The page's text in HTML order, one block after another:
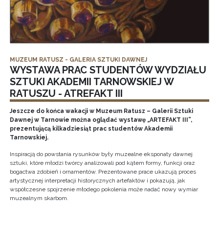
MUZEUM RATUSZ - GALERIA SZTUKI DAWNEJ
WYSTAWA PRAC STUDENTÓW WYDZIAŁU
SZTUKI AKADEMII TARNOWSKIEJ W
RATUSZU - ATREFAKT III
Jeszcze do końca wakacji w Muzeum Ratusz – Galerii Sztuki
Dawnej w Tarnowie można oglądać wystawę „ARTEFAKT III”,
prezentującą kilkadziesiąt prac studentów Akademii
Tarnowskiej.
Inspiracją do powstania rysunków były muzealne eksponaty dawnej
sztuki, które młodzi twórcy analizowali pod kątem formy, funkcji oraz
bogactwa zdobień i ornamentów. Prezentowane prace ukazują proces
artystycznej interpretacji historycznych artefaktów i pokazują, jak
współczesne spojrzenie młodego pokolenia może nadać nowy wymiar
muzealnym skarbom.